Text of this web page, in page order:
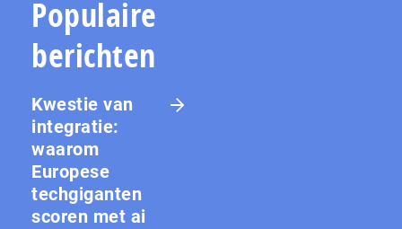
Populaire
berichten
Kwestie van
integratie:
waarom
Europese
techgiganten
scoren met ai